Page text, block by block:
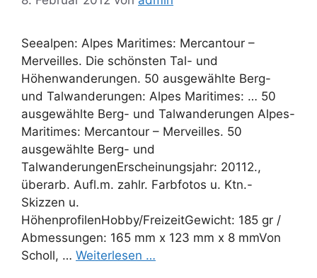
Seealpen: Alpes Maritimes: Mercantour –
Merveilles. Die schönsten Tal- und
Höhenwanderungen. 50 ausgewählte Berg-
und Talwanderungen: Alpes Maritimes: … 50
ausgewählte Berg- und Talwanderungen Alpes-
Maritimes: Mercantour – Merveilles. 50
ausgewählte Berg- und
TalwanderungenErscheinungsjahr: 20112.,
überarb. Aufl.m. zahlr. Farbfotos u. Ktn.-
Skizzen u.
HöhenprofilenHobby/FreizeitGewicht: 185 gr /
Abmessungen: 165 mm x 123 mm x 8 mmVon
Scholl, … Weiterlesen …